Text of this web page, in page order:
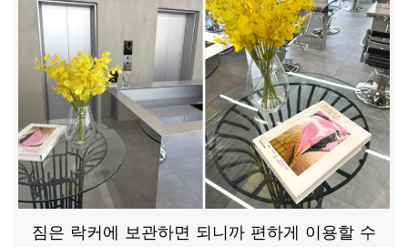
짐은 락커에 보관하면 되니까 편하게 이용할 수